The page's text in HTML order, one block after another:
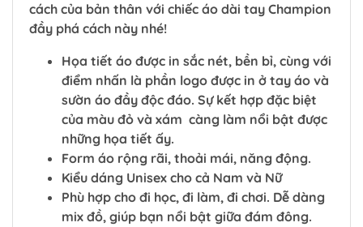
cách của bản thân với chiếc áo dài tay Champion
đầy phá cách này nhé!
Họa tiết áo được in sắc nét, bền bỉ, cùng với
điểm nhấn là phần logo được in ở tay áo và
sườn áo đầy độc đáo. Sự kết hợp đặc biệt
của màu đỏ và xám càng làm nổi bật được
những họa tiết ấy.
Form áo rộng rãi, thoải mái, năng động.
Kiểu dáng Unisex cho cả Nam và Nữ
Phù hợp cho đi học, đi làm, đi chơi. Dễ dàng
mix đồ, giúp bạn nổi bật giữa đám đông.